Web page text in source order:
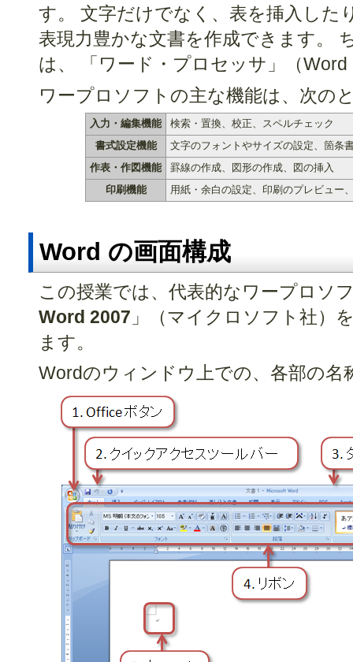
す。 文字だけでなく、表を挿入した
表現力豊かな文書を作成できます。
は、 「ワード・プロセッサ」（
ワープロソフトの主な機能は、次の
入力・編集機能
検索・置換、校正、スペルチェック
書式設定機能
文字のフォントやサイズの設定、箇条
作表・作図機能
罫線の作成、図形の作成、図の挿入
印刷機能
用紙・余白の設定、印刷のプレビュー
Word の画面構成
この授業では、代表的なワープロソ
Word 2007 」（マイクロソフト社）
ます。
Wordのウィンドウ上での、各部の名